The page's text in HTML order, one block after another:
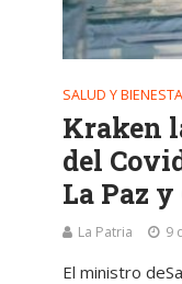
SALUD Y
Kraken
del
La Paz
La Patria 9
El ministro